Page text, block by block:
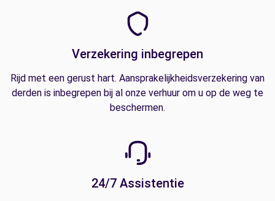
Verzekering inbegrepen
Rijd met een gerust hart. Aansprakelijkheidsverzekering van
derden is inbegrepen bij al onze verhuur om u op de weg te
beschermen.
24/7 Assistentie